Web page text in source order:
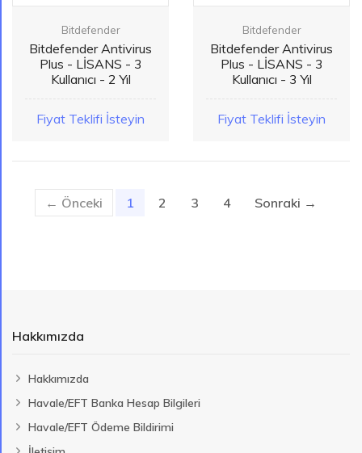
Bitdefender
Bitdefender Antivirus
Plus - LİSANS - 3
Kullanıcı - 2 Yıl
Fiyat Teklifi İsteyin
Bitdefender
Bitdefender Antivirus
Plus - LİSANS - 3
Kullanıcı - 3 Yıl
Fiyat Teklifi İsteyin
← Önceki 1 (current)
2 3 4 Sonraki →
Hakkımızda
Hakkımızda
Havale/EFT Banka Hesap Bilgileri
Havale/EFT Ödeme Bildirimi